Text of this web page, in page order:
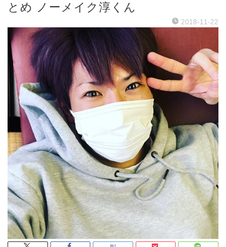
とめ ノーメイク淳くん
2018-11-22